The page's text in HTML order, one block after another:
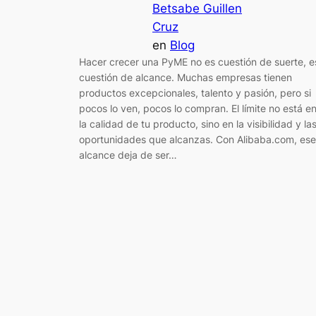
Betsabe Guillen
Cruz
en Blog
Hacer crecer una PyME no es cuestión de suerte,
cuestión de alcance. Muchas empresas tienen
productos excepcionales, talento y pasión, pero si
pocos lo ven, pocos lo compran. El límite no está en
la calidad de tu producto, sino en la visibilidad y las
oportunidades que alcanzas. Con Alibaba.com, ese
alcance deja de ser…